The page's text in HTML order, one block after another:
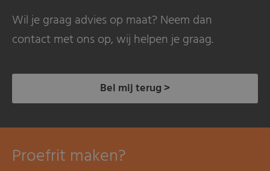
Wil je graag advies op maat? Neem dan
contact met ons op, wij helpen je graag.
Bel mij terug >
Proefrit maken?